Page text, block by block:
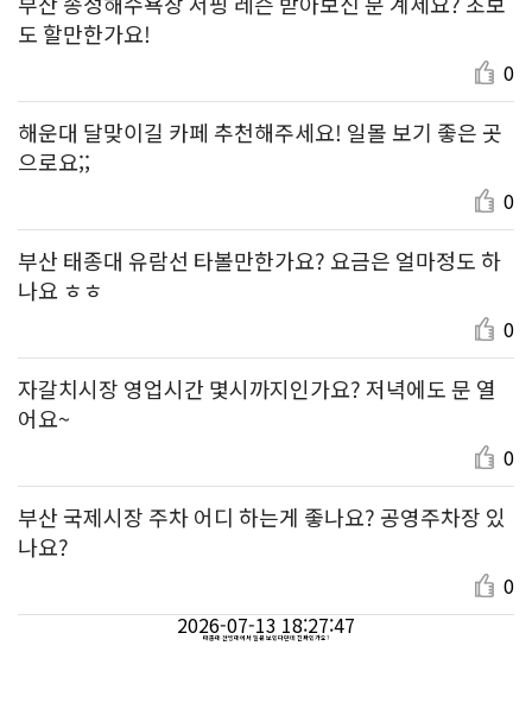
도 할만한가요!
0
해운대 달맞이길 카페 추천해주세요! 일몰 보기 좋은 곳
으로요;;
0
부산 태종대 유람선 타볼만한가요? 요금은 얼마정도 하
나요 ㅎㅎ
0
자갈치시장 영업시간 몇시까지인가요? 저녁에도 문 열
어요~
0
부산 국제시장 주차 어디 하는게 좋나요? 공영주차장 있
나요?
0
2026-07-13 18:27:47
태종대 전망대에서 일본 보인다던데 진짜인가요?